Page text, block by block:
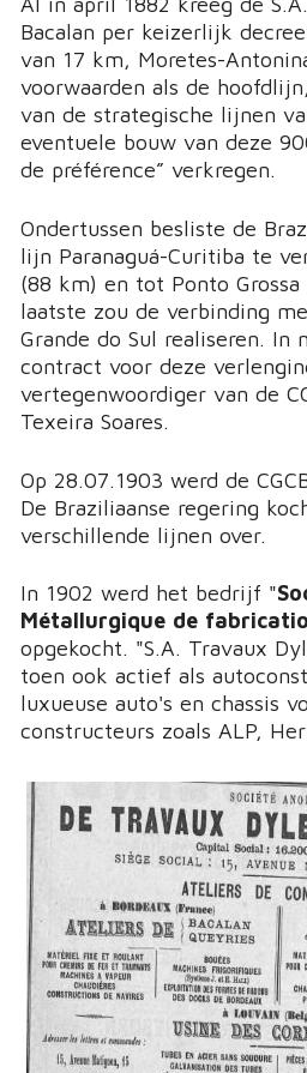
Bacalan per keizerlijk
van 17 km, Moretes-
voorwaarden als de
van de strategische lijnen
eventuele bouw van deze
de préférence” verkregen.
Ondertussen besliste de
lijn Paranaguá-Curitiba te
(88 km) en tot Ponto
laatste zou de verbinding
Grande do Sul realiseren. In
contract voor deze
vertegenwoordiger van de
Texeira Soares.
Op 28.07.1903 werd de
De Braziliaanse regering
verschillende lijnen over.
In 1902 werd het bedrijf "
Métallurgique de
opgekocht. "S.A. Travaux
toen ook actief als
luxueuse auto's en chassis
constructeurs zoals ALP,